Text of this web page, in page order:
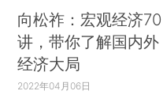
向松祚：宏观经济70
讲，带你了解国内外
经济大局
2022年04月06日